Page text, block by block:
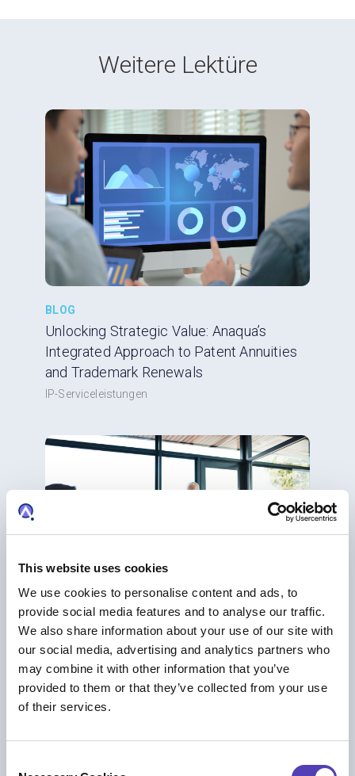
This website uses cookies
We use cookies to personalise content and ads, to
provide social media features and to analyse our traffic.
We also share information about your use of our site with
our social media, advertising and analytics partners who
may combine it with other information that you’ve
provided to them or that they’ve collected from your use
of their services.
Weitere Lektüre
BLOG
Unlocking Strategic Value: Anaqua’s
Integrated Approach to Patent Annuities
and Trademark Renewals
IP-Serviceleistungen
BLOG
Why It’s Time to Streamline and Automate
Foreign Filing Processes